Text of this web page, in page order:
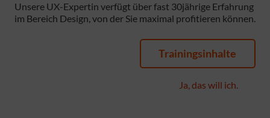
Unsere UX-Expertin verfügt über fast 30jährige Erfahrung
im Bereich Design, von der Sie maximal profitieren können.
Trainingsinhalte
Ja, das will ich.